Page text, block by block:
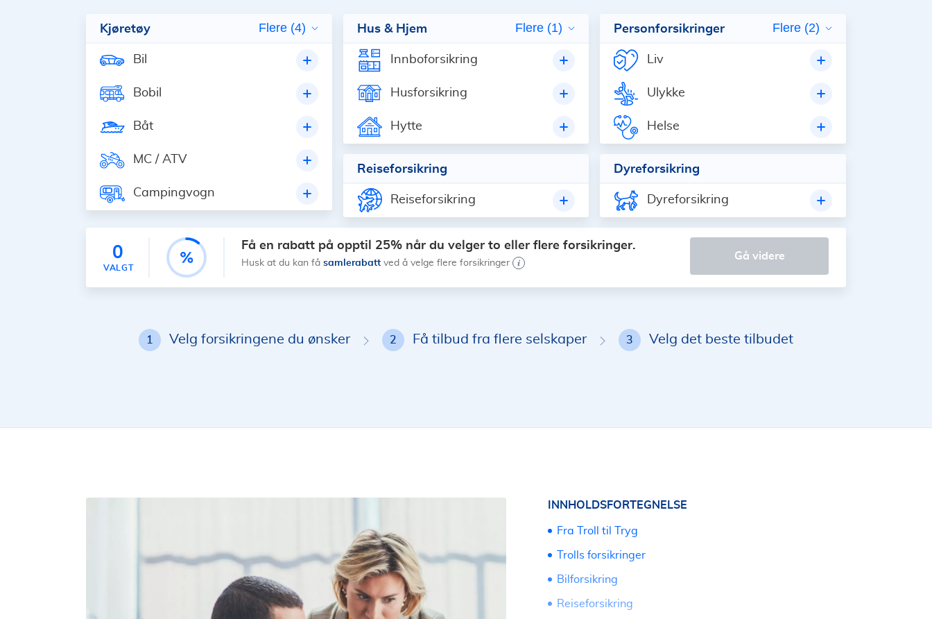
Kjøretøy Flere (4)
Bil
Bobil
Båt
MC / ATV
Campingvogn
Hus & Hjem Flere (1)
Innboforsikring
Husforsikring
Hytte
Reiseforsikring
Reiseforsikring
Personforsikringer Flere (2)
Liv
Ulykke
Helse
Dyreforsikring
Dyreforsikring
0
VALGT
Få en rabatt på opptil 25% når du velger to eller flere forsikringer.
Husk at du kan få samlerabatt ved å velge flere forsikringer
gå videre
1 Velg forsikringene du ønsker 2 Få tilbud fra flere selskaper 3 Velg det beste tilbudet
INNHOLDSFORTEGNELSE
Fra Troll til Tryg
Trolls forsikringer
Bilforsikring
Reiseforsikring